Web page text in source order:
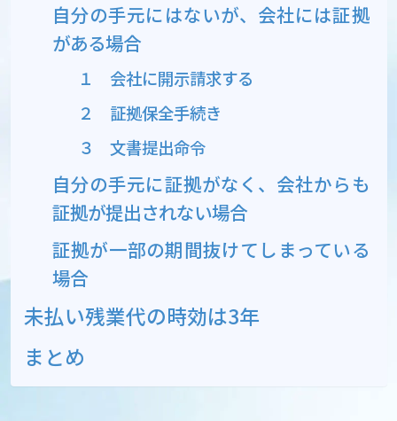
自分の手元にはないが、会社には証拠
がある場合
１ 会社に開示請求する
２ 証拠保全手続き
３ 文書提出命令
自分の手元に証拠がなく、会社からも
証拠が提出されない場合
証拠が一部の期間抜けてしまっている
場合
未払い残業代の時効は3年
まとめ